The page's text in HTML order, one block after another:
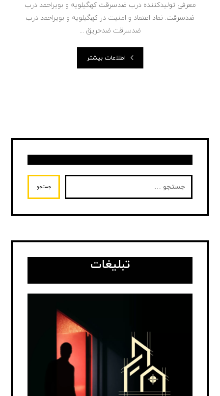
معرفی تولیدکننده درب ضدسرقت کهگیلویه و بویراحمد درب
ضدسرقت: نماد اعتماد و امنیت در کهگیلویه و بویراحمد درب
ضدسرقت ضدحریق ...
اطلاعات بیشتر
جستجو
تبلیغات